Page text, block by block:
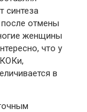
синтеза
после отмены
женщины
что у
в